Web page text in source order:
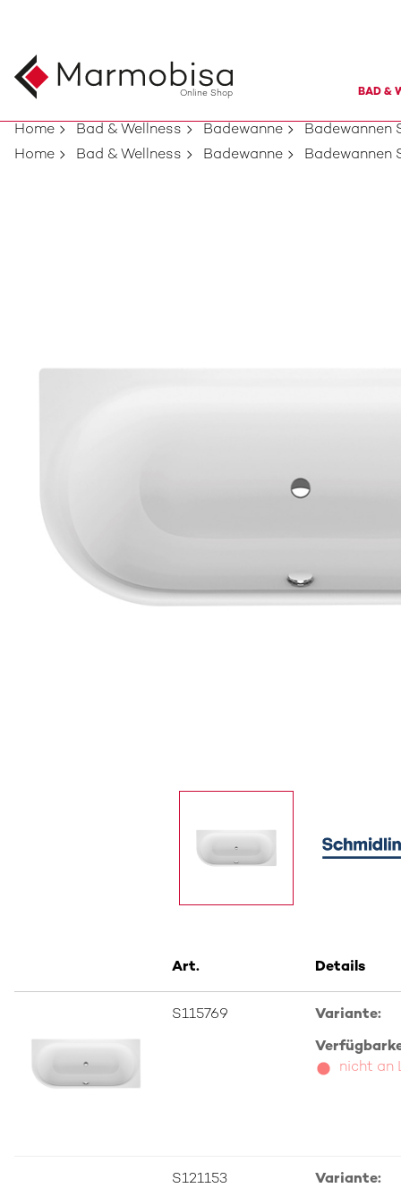
Online Shop BAD &
Home Bad & Wellness Badewanne
Badewannen
Home
Bad & Wellness Badewanne Badewannen
Art. Details
S115769 Variante:
nicht an
S121153 Variante: